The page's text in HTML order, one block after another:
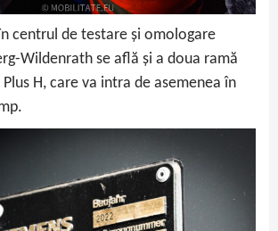
centrul de testare și omologare
Wildenrath se află și a doua ramă
H, care va intra de asemenea în